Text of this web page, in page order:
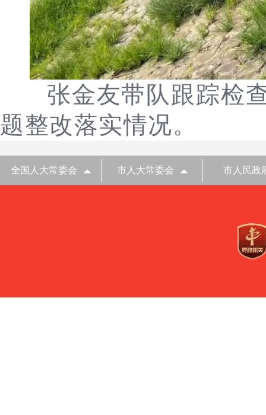
张金友带队跟踪检
题整改落实情况。
全国人大常委会 市人大常委会 市人民政